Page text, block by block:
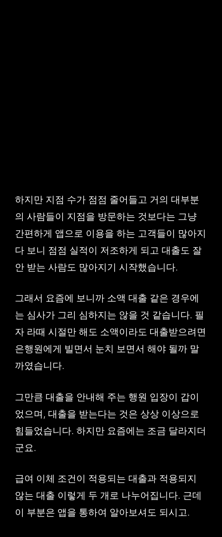
하지만 지점 수가 점점 줄어들고 거의 대부분
의 사람들이 지점을 방문하는 것보다는 그냥
간편하게 앱으로 이용을 하는 고객들이 많아지
다 보니 점점 실적이 저조하게 되고 대출도 잘
안 받는 사람도 많아지기 시작했습니다.
그래서 요즘에 보니까 소액 대출 같은 경우에
는 심사가 그리 심하지는 않을 것 같습니다. 필
자 라때 시절만 해도 소액이라도 대출받으려면
은행원에게 빌면서 눈치 보면서 해야 될까 말
까였습니다.
그만큼 대출을 안내해 주는 행원 입장이 갑이
었으며, 대출을 받는다는 것은 상상 이상으로
힘들었습니다. 하지만 요즘에는 조금 달라지더
군요.
급여 이체 조건이 적용되는 대출과 적용되지
않는 대출 이렇게 두 개로 나누어집니다. 근데
이 부분은 앱을 통하여 알아보셔도 되시고.